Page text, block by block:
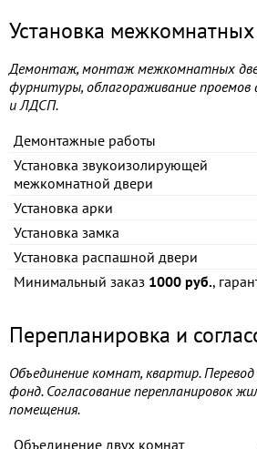
Установка
Демонтаж, монтаж межкомнатных
фурнитуры, облагораживание
и ЛДСП.
Демонтажные работы
Установка звукоизолирующей
межкомнатной двери
Установка арки
Установка замка
Установка распашной двери
Минимальный заказ 1000 руб.,
Перепланировка и
Объединение комнат, квартир.
фонд. Согласование перепланировок
помещения.
Объединение двух комнат